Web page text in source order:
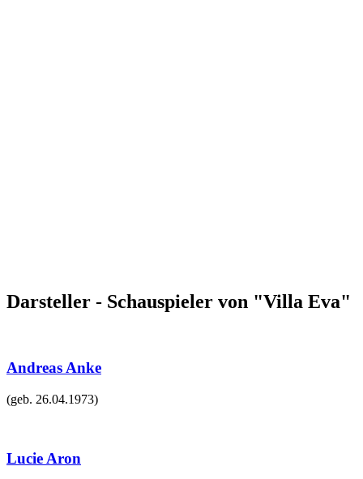
Darsteller - Schauspieler von "Villa Eva"
Andreas Anke
(geb. 26.04.1973)
Lucie Aron